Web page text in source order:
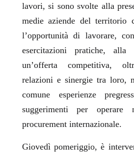
lavori, si sono svolte alla
medie aziende del territorio
l’opportunità di lavorare,
esercitazioni pratiche, alla
un’offerta competitiva,
relazioni e sinergie tra loro,
comune esperienze
suggerimenti per operare
procurement internazionale.
Giovedì pomeriggio, è